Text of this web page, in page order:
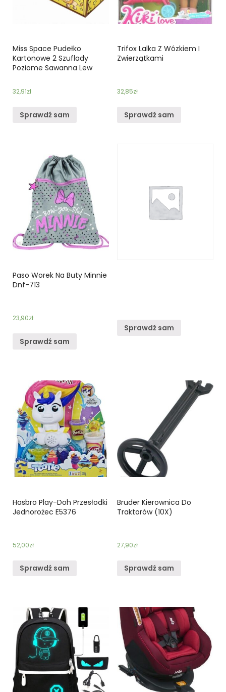
Miss Space Pudełko
Kartonowe 2 Szuflady
Poziome Sawanna Lew
32,91zł
Sprawdź sam
Trifox Lalka Z Wózkiem I
Zwierzątkami
32,85zł
Sprawdź sam
Paso Worek Na Buty Minnie
Dnf-713
23,90zł
Sprawdź sam
Sprawdź sam
Hasbro Play-Doh Przesłodki
Jednorożec E5376
52,00zł
Sprawdź sam
Bruder Kierownica Do
Traktorów (10X)
27,90zł
Sprawdź sam